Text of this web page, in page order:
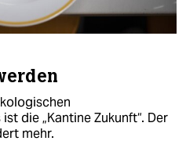
die „Kantine Zukunft“. Der
mehr.